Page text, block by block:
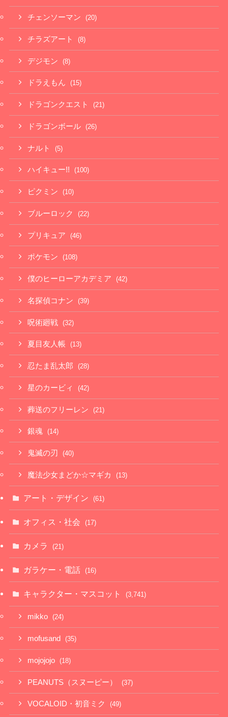
チェンソーマン (20)
チラズアート (8)
デジモン (8)
ドラえもん (15)
ドラゴンクエスト (21)
ドラゴンボール (26)
ナルト (5)
ハイキュー!! (100)
ピクミン (10)
ブルーロック (22)
プリキュア (46)
ポケモン (108)
僕のヒーローアカデミア (42)
名探偵コナン (39)
呪術廻戦 (32)
夏目友人帳 (13)
忍たま乱太郎 (28)
星のカービィ (42)
葬送のフリーレン (21)
銀魂 (14)
鬼滅の刃 (40)
魔法少女まどか☆マギカ (13)
アート・デザイン (61)
オフィス・社会 (17)
カメラ (21)
ガラケー・電話 (16)
キャラクター・マスコット (3,741)
mikko (24)
mofusand (35)
mojojojo (18)
PEANUTS（スヌーピー） (37)
VOCALOID・初音ミク (49)